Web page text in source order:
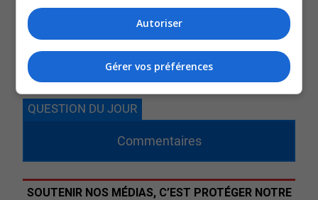
L’homme porté disparu aurait eu avec lui, là, ses deux
chiens et un VTT.
Sur les réseaux sociaux, les membres de la famille se
disent soulagés.
QUESTION DU JOUR
Commentaires
SOUTENIR NOS MÉDIAS, C’EST PROTÉGER NOTRE
Autoriser
Gérer vos préférences